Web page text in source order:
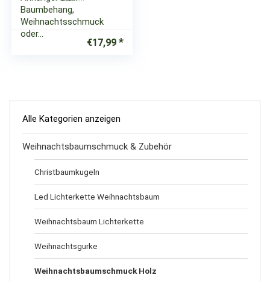
Baumbehang,
Weihnachtsschmuck
oder…
€17,99
Alle Kategorien anzeigen
Weihnachtsbaumschmuck & Zubehör
Christbaumkugeln
Led Lichterkette Weihnachtsbaum
Weihnachtsbaum Lichterkette
Weihnachtsgurke
Weihnachtsbaumschmuck Holz